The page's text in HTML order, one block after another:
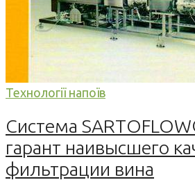
Технології напоїв
Система
гарант наивысшего
фильтрации вина